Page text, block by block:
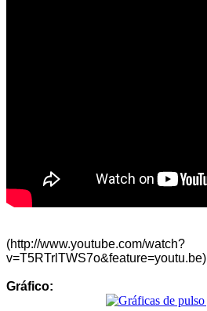
(http://www.youtube.com/watch?
v=T5RTrlTWS7o&feature=youtu.be)
Gráfico: